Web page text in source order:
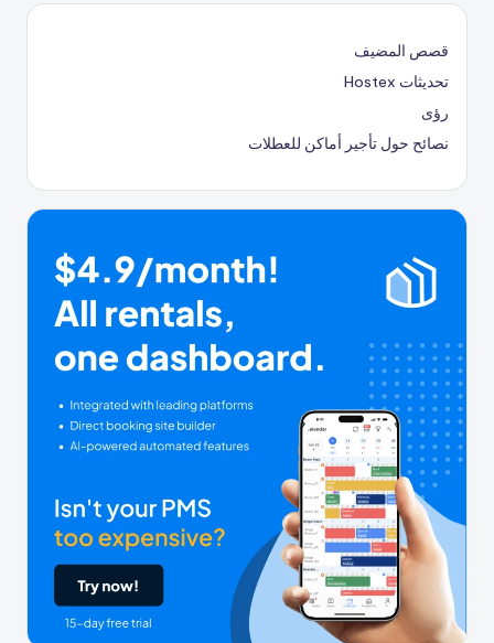
قصص المضيف
تحديثات Hostex
رؤى
نصائح حول تأجير أماكن للعطلات